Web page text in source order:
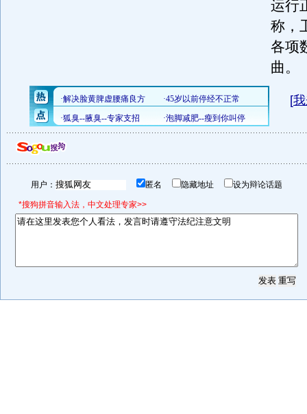
运行
称，
各项
曲。
[
用户： 匿名 隐藏地址 设为辩论话题
*搜狗拼音输入法，中文处理专家>>